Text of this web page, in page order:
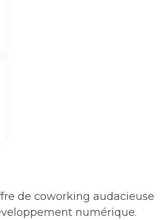
de coworking audacieuse
numérique.